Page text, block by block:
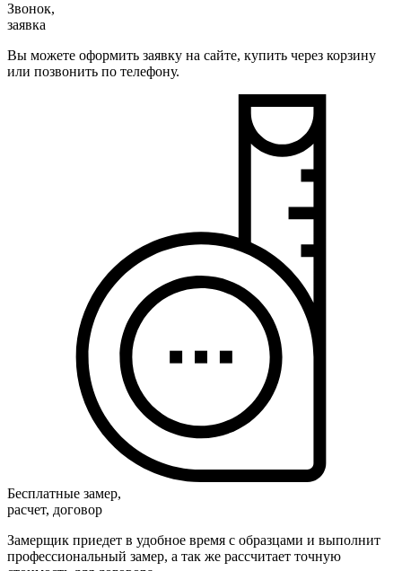
Звонок,
заявка
Вы можете оформить заявку на сайте, купить через корзину
или позвонить по телефону.
Бесплатные замер,
расчет, договор
Замерщик приедет в удобное время с образцами и выполнит
профессиональный замер, а так же рассчитает точную